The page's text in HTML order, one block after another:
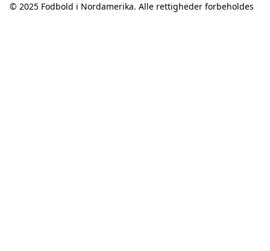
© 2025 Fodbold i Nordamerika. Alle rettigheder forbeholdes